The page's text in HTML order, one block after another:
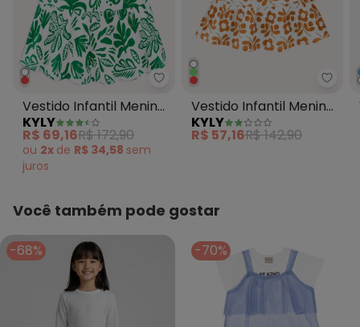
Kyly - Vestido Infantil Menina
Vestido Infantil Menina
Folhagem Branco
KYLY
R$ 69,16R$ 172,90
ou 2x de R$ 34,58 sem
juros
Kyly
Vestido Infantil Menina
Flores Branco
KYLY
R$ 57,16R$ 142,90
Você também pode gostar
-68% -70%